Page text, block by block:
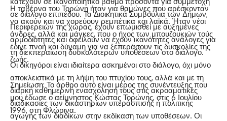
Η ταβέρνα του Τορώνη ήταν για θαμώνες που αρέσκονταν
να ακούν και να χορεύουν ρεμπέτικα και λαϊκά. Ήταν νέοι
άνδρες, αλλά και μάγκες, που ο ήχος των μπουζουκιών τούς
έδινε πνοή και δύναμη για να ξεπεράσουν τις δυσκολίες της
ζωής.
Σημείωση: Το άρθρο αυτό είναι μέρος της συνέντευξης που
μου έδωσε ο αείμνηστος Κώστας Τορώνης, στις 6 Ιουλίου
1996, στη Φλώρινα.
σε διάλογο επιπέδου. Τα Διοικητικά Συμβούλια των Δήμων,
Περιφερειών της χώρας, έχουν επωμισθεί με αυξημένες
αρμοδιότητες και οφείλουν να έχουν ικανότητες ανάλογες για
τη διεκπεραίωση δυσκολότερων υποθέσεων στο διάλογο.
Οι δικηγόροι είναι ιδιαίτερα ασκημένοι στο διάλογο, όχι μόνο
αποκλειστικά με τη λήψη του πτυχίου τους, αλλά και με τη
διαρκή καθημερινή ενασχόλησή τους στις ακροαματικές
διαδικασίες των δικαστηρίων υπεράσπισης ή πολιτικής
αγωγής των διαδίκων στην εκδίκαση των υποθέσεων. Οι